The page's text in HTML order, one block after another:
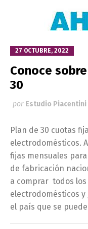
27 OCTUBRE, 2022
Conoce
30
por Estudio Piacentini
Plan de 30 cuotas
electrodomésticos.
fijas mensuales
de fabricación
a comprar todos los
electrodomésticos
el país que se